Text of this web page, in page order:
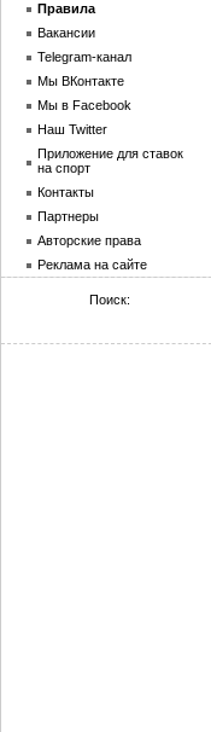
Правила
Вакансии
Telegram-канал
Мы ВКонтакте
Мы в Facebook
Наш Twitter
Приложение для ставок
на спорт
Контакты
Партнеры
Авторские права
Реклама на сайте
Поиск: